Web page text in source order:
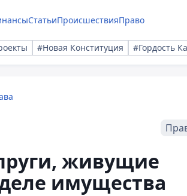
СтатьиПроисшествияПраво
#Новая Конституция #Гордость
живущие
имущества